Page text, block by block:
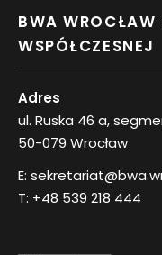
BWA WROCŁAW
WSPÓŁCZESNEJ
Adres
ul. Ruska 46 a,
50-079 Wrocław
E:
T: +48 539 218 444